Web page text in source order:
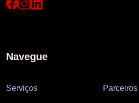
Navegue
Serviços Parceiros